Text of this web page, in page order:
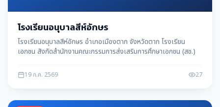
โรงเรียนอนุบาลสีห์อักษร
โรงเรียนอนุบาลสีห์อักษร อำเภอเมืองตาก จังหวัดตาก โรงเรียน
เอกชน สังกัดสำนักงานคณะกรรมการส่งเสริมการศึกษาเอกชน (สช.)
19 ก.ค. 2569 27